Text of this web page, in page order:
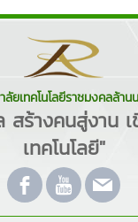
ลัยเทคโนโลยีราชมงคลล้าน
สร้างคนสู่งาน
เทคโนโลยี"